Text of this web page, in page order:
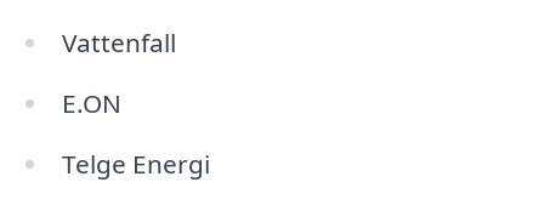
Vattenfall
E.ON
Telge Energi